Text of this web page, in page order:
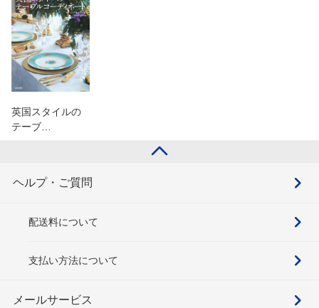
英国スタイルの
テーブ…
ヘルプ・ご質問
配送料について
支払い方法について
メールサービス